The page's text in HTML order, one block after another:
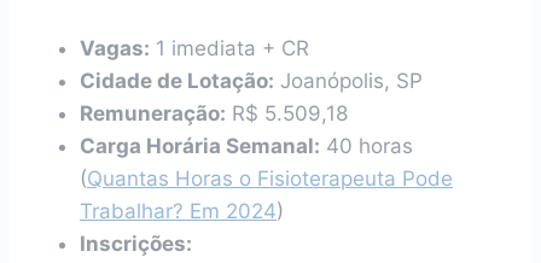
Vagas: 1 imediata + CR
Cidade de Lotação: Joanópolis, SP
Remuneração: R$ 5.509,18
Carga Horária Semanal: 40 horas
(Quantas Horas o Fisioterapeuta Pode
Trabalhar? Em 2024)
Inscrições: